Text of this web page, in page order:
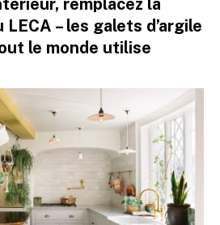
remplacez la
– les galets d’argile
le monde utilise